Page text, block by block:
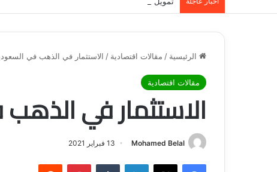
الرئيسية / مقالات اقتصادية / الاستثمار في الذهب في
مقالات اقتصادية
الاستثمار في
Mohamed Belal 13 فبراير 2021
فيسبوك لينكدإن بينتيريست